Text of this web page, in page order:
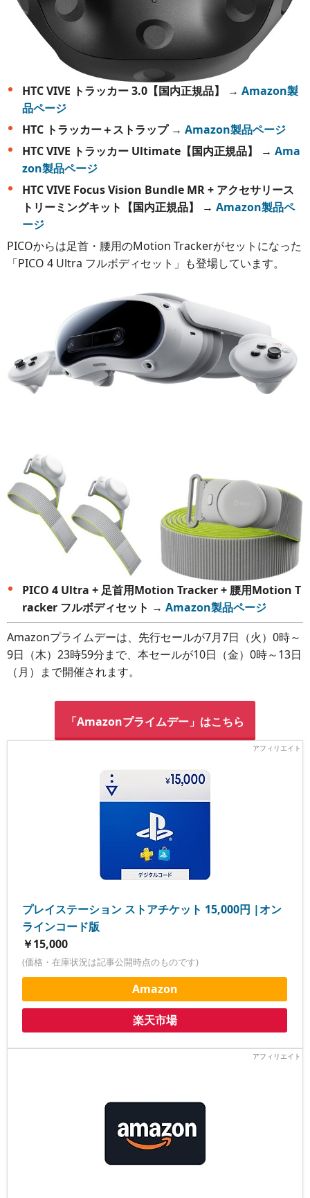
HTC VIVE トラッカー 3.0【国内正規品】 → Amazon製
品ページ
HTC トラッカー＋ストラップ→ Amazon製品ページ
HTC VIVE トラッカー Ultimate【国内正規品】
→ Ama
zon製品ページ
HTC VIVE Focus Vision Bundle MR + アクセサリース
トリーミングキット【国内正規品】
→ Amazon製品ペ
ージ
PICOからは足首・腰用のMotion Trackerがセットになった
「PICO 4 Ultra フルボディセット」も登場しています。
PICO 4 Ultra + 足首用Motion Tracker + 腰用Motion T
racker フルボディセット → Amazon製品ページ
Amazonプライムデーは、先行セールが7月7日（火）0時～
9日（木）23時59分まで、本セールが10日（金）0時～13日
（月）まで開催されます。
「Amazonプライムデー」はこちら
プレイステーション ストアチケット 15,000円 |オン
ラインコード版
￥15,000
(価格・在庫状況は記事公開時点のものです)
Amazon
楽天市場